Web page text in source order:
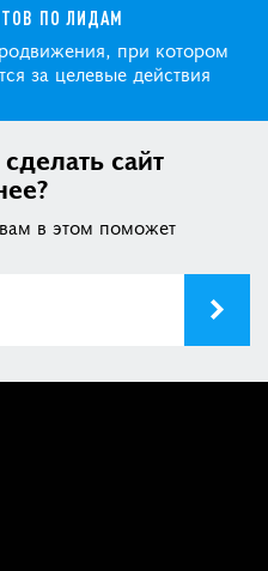
ПО ЛИДАМ
при котором
за целевые действия
сайт
в этом поможет